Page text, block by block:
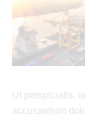
Ut perspiciatis,
accusantium